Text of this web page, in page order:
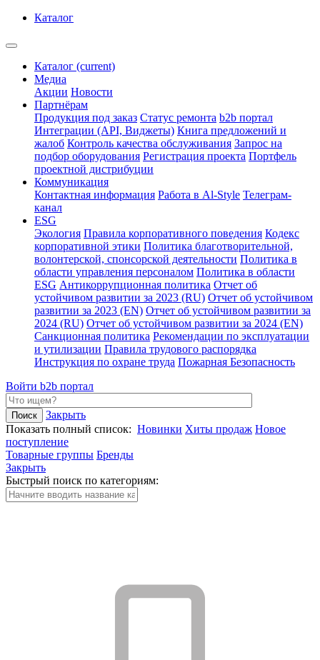
Каталог
Каталог (current)
Медиа
Акции Новости
Партнёрам
Продукция под заказ Статус ремонта b2b портал
Интеграции (API, Виджеты) Книга предложений и
жалоб Контроль качества обслуживания Запрос на
подбор оборудования Регистрация проекта Портфель
проектной дистрибуции
Коммуникация
Контактная информация Работа в Al-Style Телеграм-
канал
ESG
Экология Правила корпоративного поведения Кодекс
корпоративной этики Политика благотворительной,
волонтерской, спонсорской деятельности Политика в
области управления персоналом Политика в области
ESG Антикоррупционная политика Отчет об
устойчивом развитии за 2023 (RU) Отчет об устойчивом
развитии за 2023 (EN) Отчет об устойчивом развитии за
2024 (RU) Отчет об устойчивом развитии за 2024 (EN)
Санкционная политика Рекомендации по эксплуатации
и утилизации Правила трудового распорядка
Инструкция по охране труда Пожарная Безопасность
Войти b2b портал
Закрыть
Показать полный список: Новинки Хиты продаж Новое
поступление
Товарные группы Бренды
Закрыть
Быстрый поиск по категориям: